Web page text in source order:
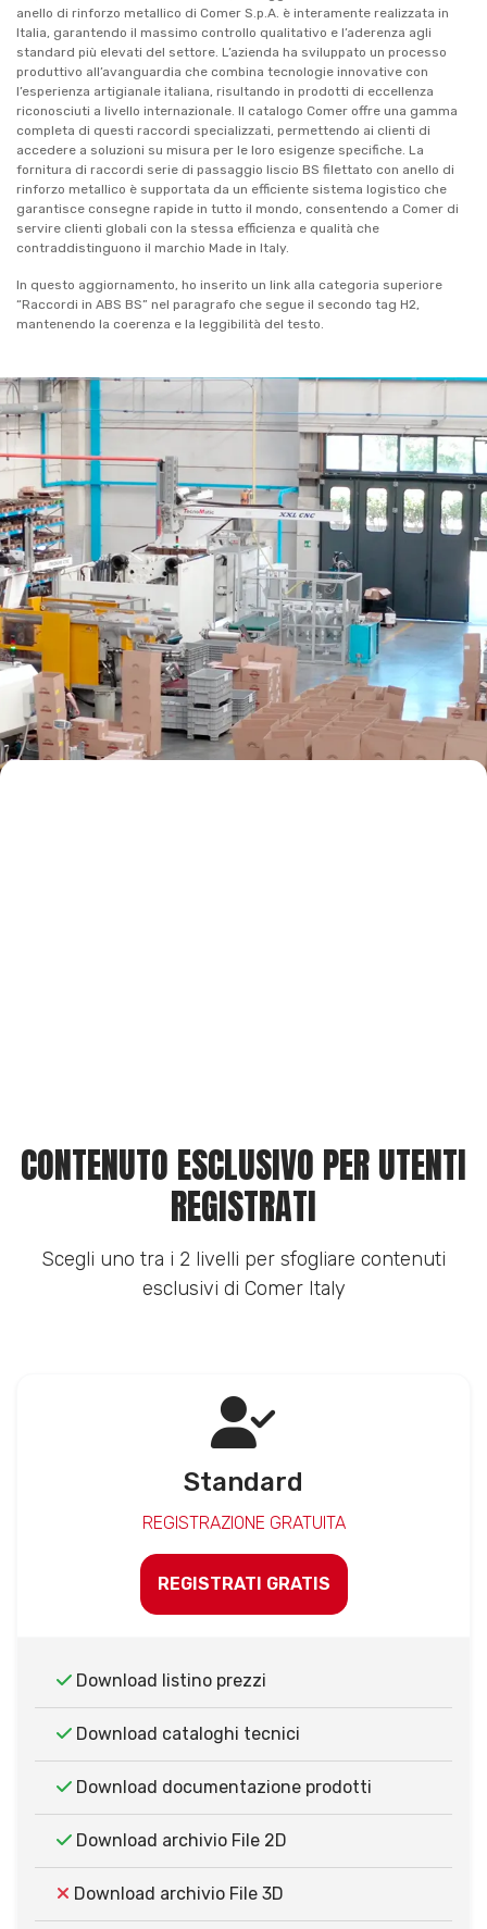
anello di rinforzo metallico di Comer S.p.A. è interamente realizzata in
Italia, garantendo il massimo controllo qualitativo e l’aderenza agli
standard più elevati del settore. L’azienda ha sviluppato un processo
produttivo all’avanguardia che combina tecnologie innovative con
l’esperienza artigianale italiana, risultando in prodotti di eccellenza
riconosciuti a livello internazionale. Il catalogo Comer offre una gamma
completa di questi raccordi specializzati, permettendo ai clienti di
accedere a soluzioni su misura per le loro esigenze specifiche. La
fornitura di raccordi serie di passaggio liscio BS filettato con anello di
rinforzo metallico è supportata da un efficiente sistema logistico che
garantisce consegne rapide in tutto il mondo, consentendo a Comer di
servire clienti globali con la stessa efficienza e qualità che
contraddistinguono il marchio Made in Italy.
In questo aggiornamento, ho inserito un link alla categoria superiore
“Raccordi in ABS BS” nel paragrafo che segue il secondo tag H2,
mantenendo la coerenza e la leggibilità del testo.
CONTENUTO ESCLUSIVO PER UTENTI
REGISTRATI
Scegli uno tra i 2 livelli per sfogliare contenuti
esclusivi di Comer Italy
Standard
REGISTRAZIONE GRATUITA
REGISTRATI GRATIS
Download listino prezzi
Download cataloghi tecnici
Download documentazione prodotti
Download archivio File 2D
Download archivio File 3D